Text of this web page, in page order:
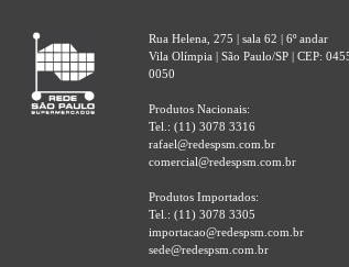
Rua Helena, 275 | sala 62 | 6º andar
Vila Olímpia | São Paulo/SP | CEP:
0050
Produtos Nacionais:
Tel.: (11) 3078 3316
rafael@redespsm.com.br
comercial@redespsm.com.br
Produtos Importados:
Tel.: (11) 3078 3305
importacao@redespsm.com.br
sede@redespsm.com.br